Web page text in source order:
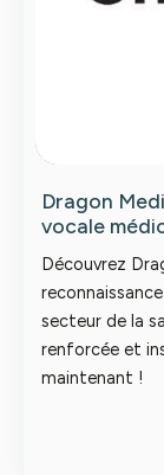
Dragon
vocale
Découvrez
secteur de la
renforcée et
maintenant !